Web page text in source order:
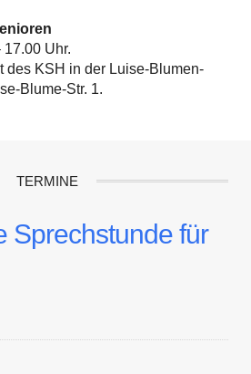
17.00 Uhr.
des KSH in der Luise-Blumen-
Blume-Str. 1.
TERMINE
Sprechstunde für